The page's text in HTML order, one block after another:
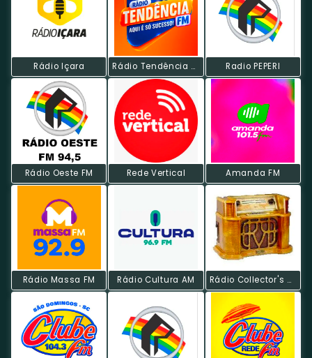
Rádio Içara Rádio Tendência P5 Hits Radio PEPERI
Rádio Oeste FM Rede Vertical Amanda FM
Rádio Massa FM Rádio Cultura AM Rádio Collector's MPB